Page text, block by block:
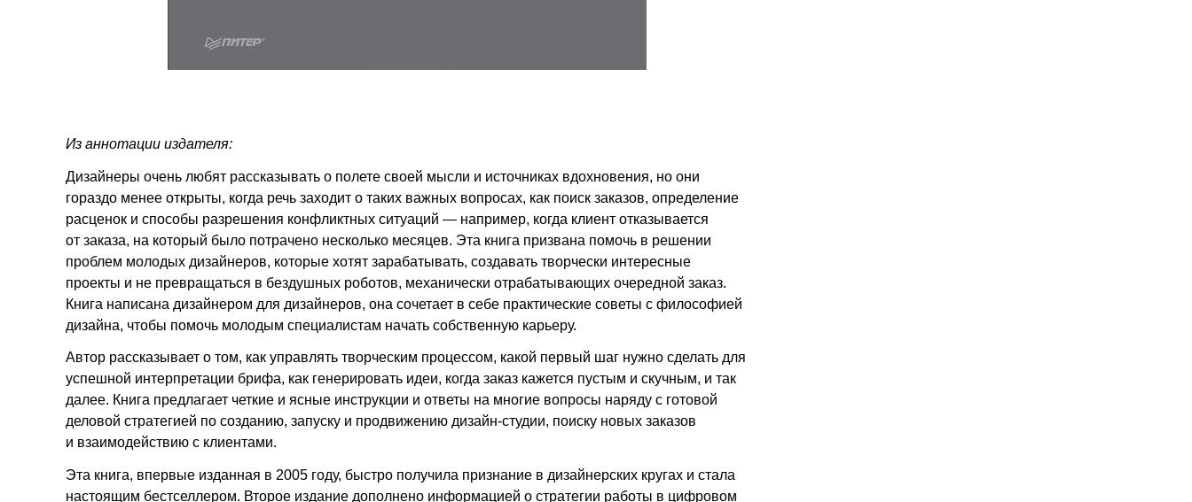
Из аннотации издателя:
Дизайнеры очень любят рассказывать о полете своей мысли и источниках вдохновения, но они
гораздо менее открыты, когда речь заходит о таких важных вопросах, как поиск заказов, определение
расценок и способы разрешения конфликтных ситуаций — например, когда клиент отказывается
от заказа, на который было потрачено несколько месяцев. Эта книга призвана помочь в решении
проблем молодых дизайнеров, которые хотят зарабатывать, создавать творчески интересные
проекты и не превращаться в бездушных роботов, механически отрабатывающих очередной заказ.
Книга написана дизайнером для дизайнеров, она сочетает в себе практические советы с философией
дизайна, чтобы помочь молодым специалистам начать собственную карьеру.
Автор рассказывает о том, как управлять творческим процессом, какой первый шаг нужно сделать для
успешной интерпретации брифа, как генерировать идеи, когда заказ кажется пустым и скучным, и так
далее. Книга предлагает четкие и ясные инструкции и ответы на многие вопросы наряду с готовой
деловой стратегией по созданию, запуску и продвижению дизайн-студии, поиску новых заказов
и взаимодействию с клиентами.
Эта книга, впервые изданная в 2005 году, быстро получила признание в дизайнерских кругах и стала
настоящим бестселлером. Второе издание дополнено информацией о стратегии работы в цифровом